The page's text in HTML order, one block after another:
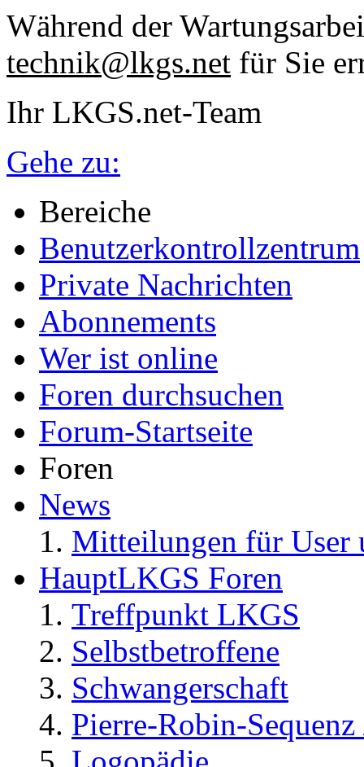
Während der
technik@lkgs.net für Sie
Ihr LKGS.net-Team
Gehe zu:
Bereiche
Benutzerkontrollzentrum
Private Nachrichten
Abonnements
Wer ist online
Foren durchsuchen
Forum-Startseite
Foren
News
Mitteilungen für User
HauptLKGS Foren
Treffpunkt LKGS
Selbstbetroffene
Schwangerschaft
Pierre-Robin-